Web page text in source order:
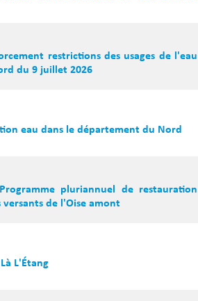
restrictions des usages de l'eau
du 9 juillet 2026
eau dans le département du Nord
pluriannuel de restauration
versants de l'Oise amont
L'Étang